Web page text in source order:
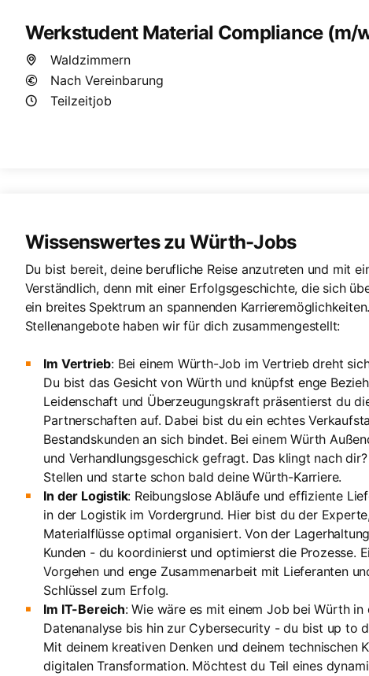
Werkstudent Material Compliance (m/
Waldzimmern
Nach Vereinbarung
Teilzeitjob
Wissenswertes zu Würth-Jobs
Du bist bereit, deine berufliche Reise anzutreten und mit
Verständlich, denn mit einer Erfolgsgeschichte, die sich
ein breites Spektrum an spannenden
Stellenangebote haben wir für dich zusammengestellt:
Im Vertrieb: Bei einem Würth-Job im Vertrieb dreht
Du bist das Gesicht von Würth und knüpfst enge
Leidenschaft und Überzeugungskraft präsentierst du
Partnerschaften auf. Dabei bist du ein echtes
Bestandskunden an sich bindet. Bei einem Würth
und Verhandlungsgeschick gefragt. Das klingt nach
Stellen und starte schon bald deine Würth-Karriere.
In der Logistik: Reibungslose Abläufe und effiziente
in der Logistik im Vordergrund. Hier bist du der
Materialflüsse optimal organisiert. Von der
Kunden - du koordinierst und optimierst die Prozesse.
Vorgehen und enge Zusammenarbeit mit Lieferanten
Schlüssel zum Erfolg.
Im IT-Bereich: Wie wäre es mit einem Job bei Würth
Datenanalyse bis hin zur Cybersecurity - du bist up to
Mit deinem kreativen Denken und deinem technischen
digitalen Transformation. Möchtest du Teil eines